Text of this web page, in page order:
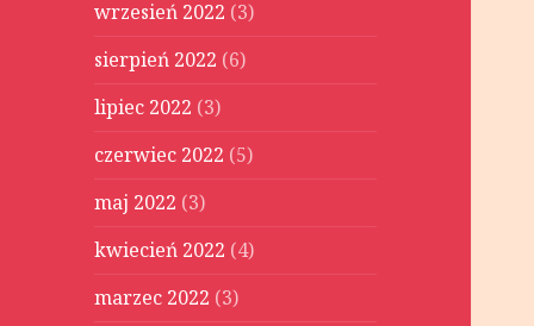
wrzesień 2022 (3)
sierpień 2022 (6)
lipiec 2022 (3)
czerwiec 2022 (5)
maj 2022 (3)
kwiecień 2022 (4)
marzec 2022 (3)